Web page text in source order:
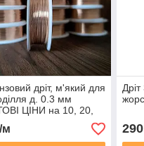
дріт, м'який для
д. 0.3 мм
ЦІНИ на 10, 20,
290